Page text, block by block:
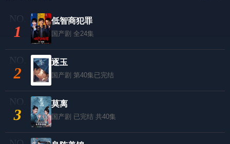
1
低智商犯罪
国产剧 全24集
2
逐玉
国产剧 第40集已完结
3
莫离
国产剧 已完结 共40集